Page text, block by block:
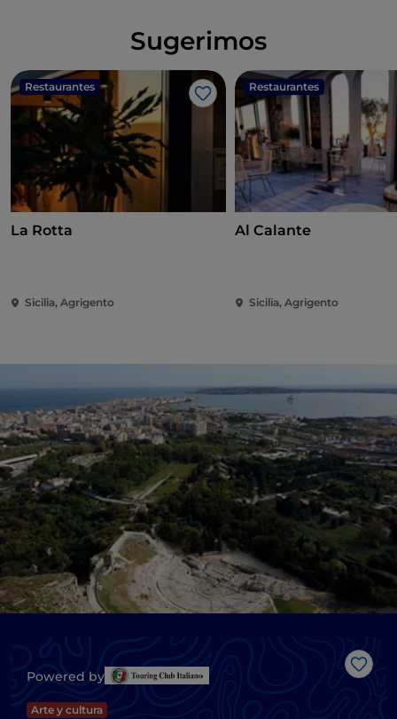
Sugerimos
Restaurantes
Me gusta
La Rotta
Sicilia, Agrigento
Restaurantes
Al Calante
Sicilia, Agrigento
Me
Powered by
Arte y cultura